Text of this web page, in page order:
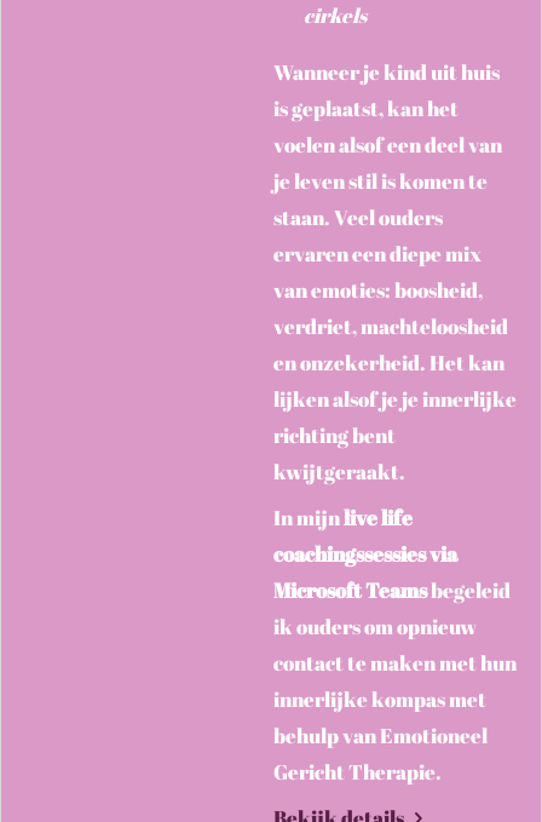
cirkels
Wanneer je kind uit huis
is geplaatst, kan het
voelen alsof een deel van
je leven stil is komen te
staan. Veel ouders
ervaren een diepe mix
van emoties: boosheid,
verdriet, machteloosheid
en onzekerheid. Het kan
lijken alsof je je innerlijke
richting bent
kwijtgeraakt.
In mijnlive life
coachingssessies via
Microsoft Teamsbegeleid
ik ouders om opnieuw
contact te maken met hun
innerlijke kompas met
behulp van Emotioneel
Gericht Therapie.